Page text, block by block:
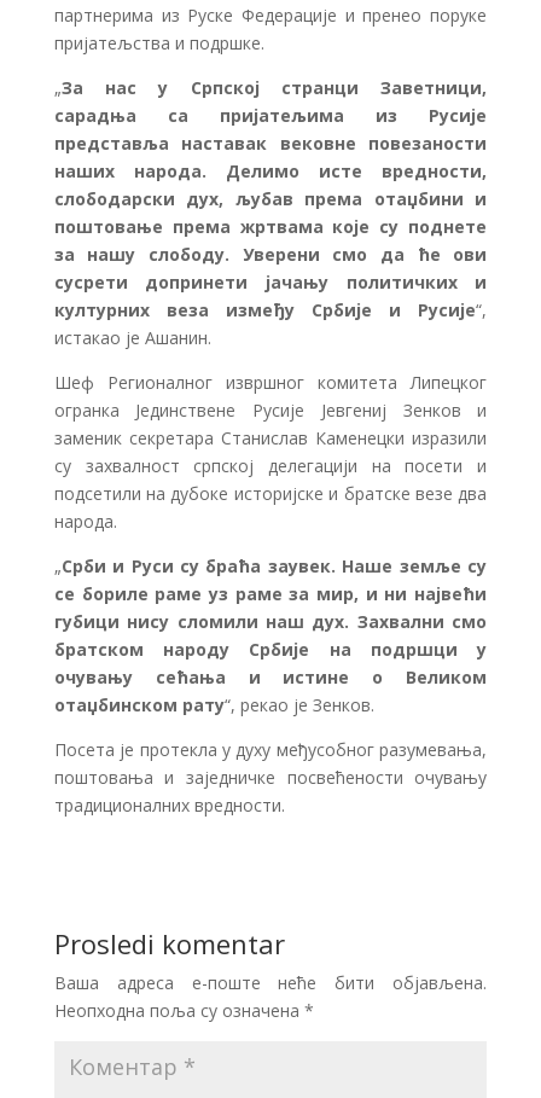
партнерима из Руске Федерације и пренео поруке
пријатељства и подршке.
„За нас у Српској странци Заветници,
сарадња са пријатељима из Русије
представља наставак вековне повезаности
наших народа. Делимо исте вредности,
слободарски дух, љубав према отаџбини и
поштовање према жртвама које су поднете
за нашу слободу. Уверени смо да ће ови
сусрети допринети јачању политичких и
културних веза између Србије и Русије“,
истакао је Ашанин.
Шеф Регионалног извршног комитета Липецког
огранка Јединствене Русије Јевгениј Зенков и
заменик секретара Станислав Каменецки изразили
су захвалност српској делегацији на посети и
подсетили на дубоке историјске и братске везе два
народа.
„Срби и Руси су браћа заувек. Наше земље су
се бориле раме уз раме за мир, и ни највећи
губици нису сломили наш дух. Захвални смо
братском народу Србије на подршци у
очувању сећања и истине о Великом
отаџбинском рату“, рекао је Зенков.
Посета је протекла у духу међусобног разумевања,
поштовања и заједничке посвећености очувању
традиционалних вредности.
Prosledi komentar
Ваша адреса е-поште неће бити објављена.
Неопходна поља су означена *